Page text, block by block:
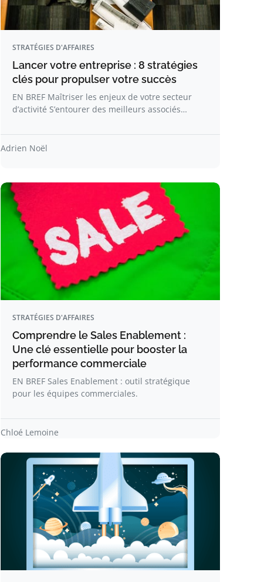
STRATÉGIES D'AFFAIRES
Lancer votre entreprise : 8 stratégies
clés pour propulser votre succès
EN BREF Maîtriser les enjeux de votre secteur
d’activité S’entourer des meilleurs associés…
Adrien Noël
STRATÉGIES D'AFFAIRES
Comprendre le Sales Enablement :
Une clé essentielle pour booster la
performance commerciale
EN BREF Sales Enablement : outil stratégique
pour les équipes commerciales.
Chloé Lemoine